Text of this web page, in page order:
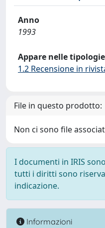
Anno
1993
Appare nelle
1.2 Recensione in
File in questo prodotto:
Non ci sono file
I documenti in IRIS
tutti i diritti sono
indicazione.
Informazioni